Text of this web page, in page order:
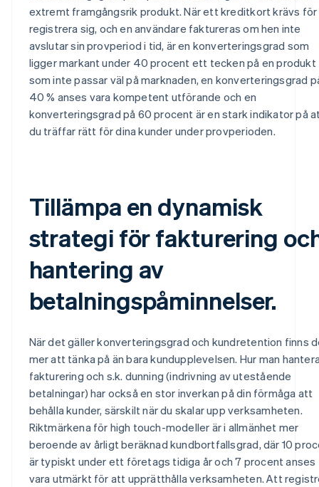
extremt framgångsrik produkt. När ett kreditkort krävs
registrera sig, och en användare faktureras om hen inte
avslutar sin provperiod i tid, är en konverteringsgrad som
ligger markant under 40 procent ett tecken på en produkt
som inte passar väl på marknaden, en konverteringsgrad
40 % anses vara kompetent utförande och en
konverteringsgrad på 60 procent är en stark indikator på
du träffar rätt för dina kunder under provperioden.
Tillämpa en dynamisk
strategi för fakturering
hantering av
betalningspåminnelser.
När det gäller konverteringsgrad och kundretention finns
mer att tänka på än bara kundupplevelsen. Hur man
fakturering och s.k. dunning (indrivning av utestående
betalningar) har också en stor inverkan på din förmåga att
behålla kunder, särskilt när du skalar upp verksamheten.
Riktmärkena för high touch-modeller är i allmänhet mer
beroende av årligt beräknad kundbortfallsgrad, där 10
är typiskt under ett företags tidiga år och 7 procent anses
vara utmärkt för att upprätthålla verksamheten. Att